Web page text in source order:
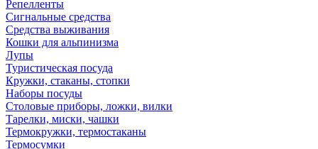
Репелленты
Сигнальные средства
Средства выживания
Кошки для альпинизма
Лупы
Туристическая посуда
Кружки, стаканы, стопки
Наборы посуды
Столовые приборы, ложки, вилки
Тарелки, миски, чашки
Термокружки, термостаканы
Термосумки